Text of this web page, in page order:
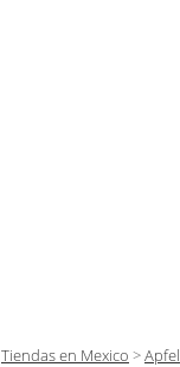
Tiendas en Mexico >Apfel